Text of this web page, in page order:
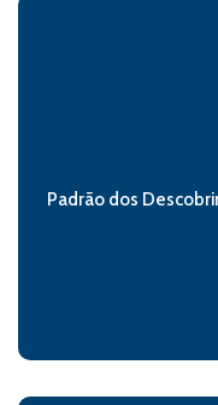
Padrão dos